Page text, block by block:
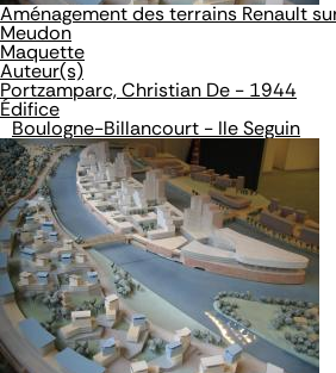
Aménagement des terrains Renault
Meudon
Maquette
Auteur(s)
Portzamparc, Christian De - 1944
Édifice
Boulogne-Billancourt - Ile Seguin